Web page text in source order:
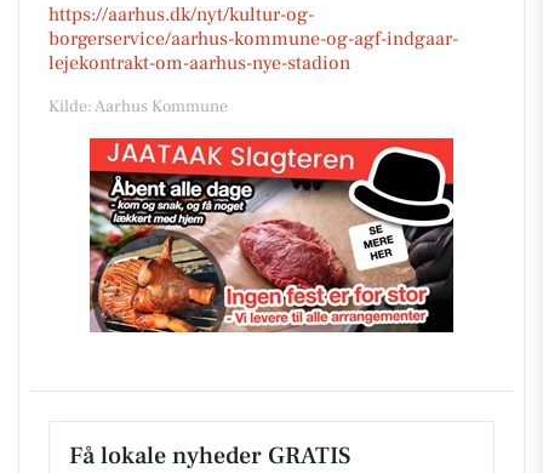
https://aarhus.dk/nyt/kultur-og-
borgerservice/aarhus-kommune-og-agf-indgaar-
lejekontrakt-om-aarhus-nye-stadion
Kilde: Aarhus Kommune
Få lokale nyheder GRATIS